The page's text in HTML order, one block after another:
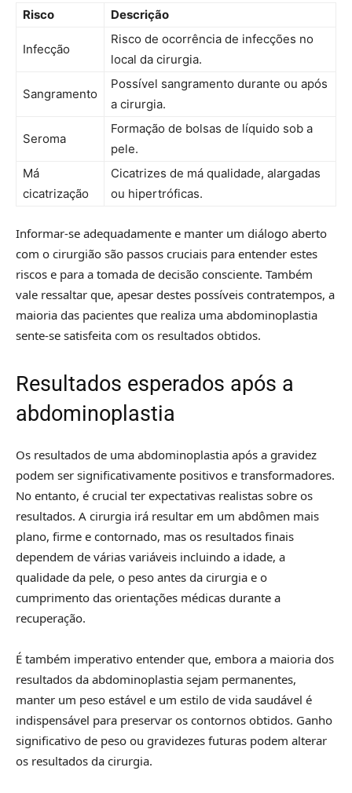
Risco Descrição
Infecção
Risco de ocorrência de infecções no
local da cirurgia.
Sangramento
Possível sangramento durante ou após
a cirurgia.
Seroma
Formação de bolsas de líquido sob a
pele.
Má
cicatrização
Cicatrizes de má qualidade, alargadas
ou hipertróficas.
Informar-se adequadamente e manter um diálogo aberto
com o cirurgião são passos cruciais para entender estes
riscos e para a tomada de decisão consciente. Também
vale ressaltar que, apesar destes possíveis contratempos, a
maioria das pacientes que realiza uma abdominoplastia
sente-se satisfeita com os resultados obtidos.
Resultados esperados após a
abdominoplastia
Os resultados de uma abdominoplastia após a gravidez
podem ser significativamente positivos e transformadores.
No entanto, é crucial ter expectativas realistas sobre os
resultados. A cirurgia irá resultar em um abdômen mais
plano, firme e contornado, mas os resultados finais
dependem de várias variáveis incluindo a idade, a
qualidade da pele, o peso antes da cirurgia e o
cumprimento das orientações médicas durante a
recuperação.
É também imperativo entender que, embora a maioria dos
resultados da abdominoplastia sejam permanentes,
manter um peso estável e um estilo de vida saudável é
indispensável para preservar os contornos obtidos. Ganho
significativo de peso ou gravidezes futuras podem alterar
os resultados da cirurgia.